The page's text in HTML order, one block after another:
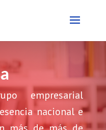
empresarial
nacional e